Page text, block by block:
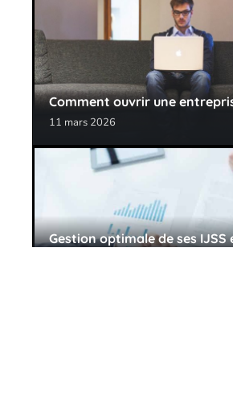
Comment ouvrir une
11 mars 2026
Gestion optimale de ses IJSS
l’aide d’un logiciel